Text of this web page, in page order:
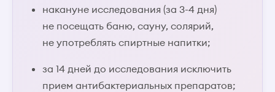
накануне исследования (за 3-4 дня)
не посещать баню, сауну, солярий,
не употреблять спиртные напитки;
за 14 дней до исследования исключить
прием антибактериальных препаратов;